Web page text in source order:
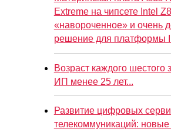
Extreme на чипсете Intel
«навороченное» и очень
решение для платформы
Возраст каждого шестого
ИП менее 25 лет...
Развитие цифровых
телекоммуникаций: